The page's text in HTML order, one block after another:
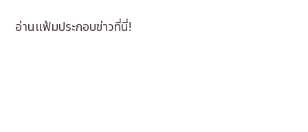
อ่านแฟ้มประกอบข่าวที่นี่!